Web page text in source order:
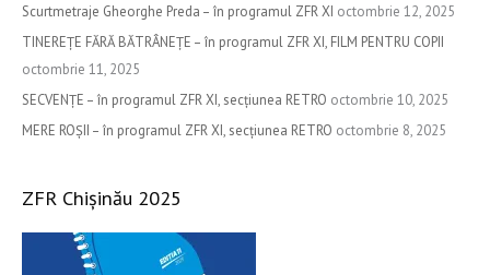
f
o
r
Scurtmetraje Gheorghe Preda – în programul ZFR XI octombrie 12, 2025
TINEREȚE FĂRĂ BĂTRÂNEȚE – în programul ZFR XI, FILM PENTRU COPII
octombrie 11, 2025
SECVENȚE – în programul ZFR XI, secțiunea RETRO octombrie 10, 2025
MERE ROȘII – în programul ZFR XI, secțiunea RETRO octombrie 8, 2025
ZFR Chișinău 2025